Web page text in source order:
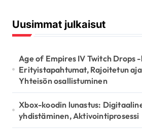
Uusimmat julkaisut
Age of Empires IV Twitch Drops
Erityistapahtumat, Rajoitetun
Yhteisön osallistuminen
Xbox-koodin lunastus:
yhdistäminen, Aktivointiprosessi